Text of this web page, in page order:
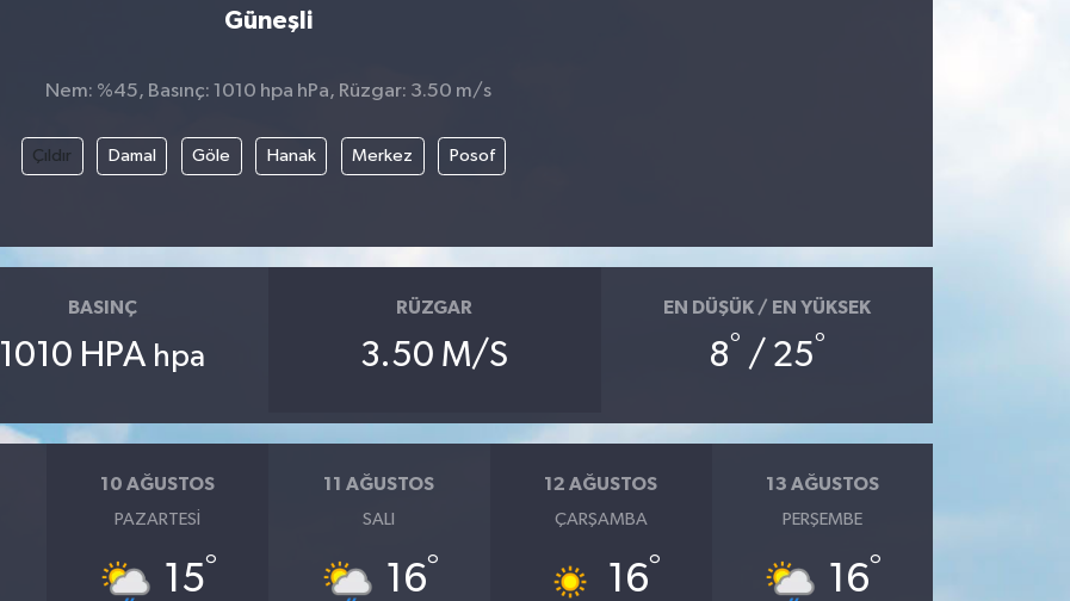
Güneşli
Nem: %45, Basınç: 1010 hpa hPa, Rüzgar: 3.50 m/s
Çıldır Damal Göle Hanak Merkez Posof
BASINÇ
1010 HPA hpa
RÜZGAR
3.50 M/S
EN DÜŞÜK / EN YÜKSEK
8° / 25°
10 AĞUSTOS
PAZARTESI
15°
11 AĞUSTOS
SALI
16°
12 AĞUSTOS
ÇARŞAMBA
16°
13 AĞUSTOS
PERŞEMBE
16°